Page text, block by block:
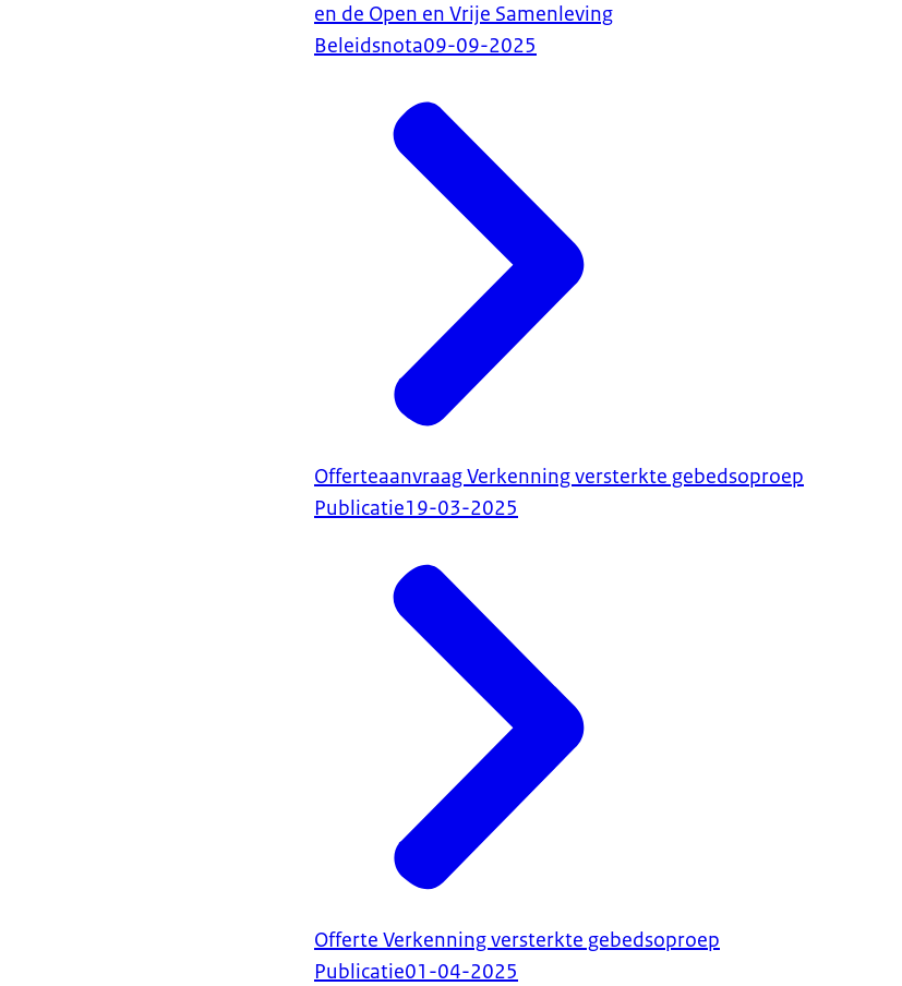
en de Open en Vrije Samenleving
Beleidsnota09-09-2025
Offerteaanvraag Verkenning versterkte gebedsoproep
Publicatie19-03-2025
Offerte Verkenning versterkte gebedsoproep
Publicatie01-04-2025